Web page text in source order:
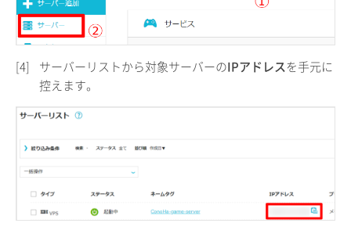
[4] サーバーリストから対象サーバーのIPアドレスを手元に
控えます。